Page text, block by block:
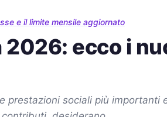
e il limite mensile aggiornato
2026: ecco i
prestazioni sociali più importanti